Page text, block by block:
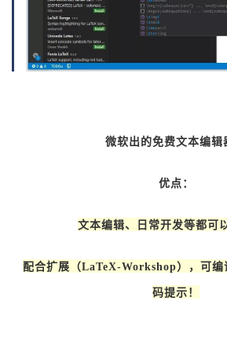
微软出的免费文本编辑
优点：
文本编辑、日常开发等都可
配合扩展（LaTeX-Workshop），可编
码提示！